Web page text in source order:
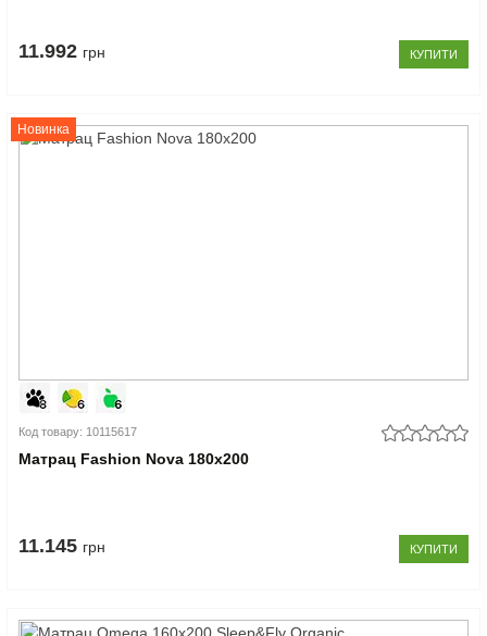
11.992 грн КУПИТИ
Новинка
Код товару: 10115617
Матрац Fashion Nova 180x200
11.145 грн КУПИТИ